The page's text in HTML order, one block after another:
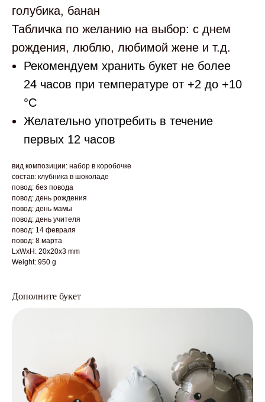
голубика, банан
Табличка по желанию на выбор: с днем
рождения, люблю, любимой жене и т.д.
Рекомендуем хранить букет не более
24 часов при температуре от +2 до +10
°С
Желательно употребить в течение
первых 12 часов
вид композиции: набор в коробочке
состав: клубника в шоколаде
повод: без повода
повод: день рождения
повод: день мамы
повод: день учителя
повод: 14 февраля
повод: 8 марта
LxWxH: 20x20x3 mm
Weight: 950 g
Дополните букет